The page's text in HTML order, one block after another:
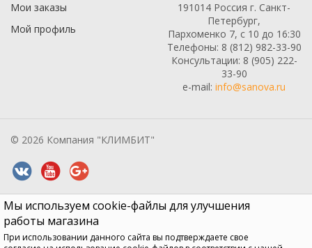
Мы используем cookie-файлы для улучшения
работы магазина
При использовании данного сайта вы подтверждаете свое
Мои заказы
Мой профиль
191014 Россия г. Санкт-
Петербург,
Пархоменко 7, с 10 до 16:30
Телефоны: 8 (812) 982-33-90
Консультации: 8 (905) 222-
33-90
e-mail: info@sanova.ru
© 2026 Компания "КЛИМБИТ"
Все содержимое данного сайта: товары, услуги, цены на них,
описания продукции, статьи и методические рекомендации носят
публичной офертой, признаки которой прописаны в статье 437 ГК